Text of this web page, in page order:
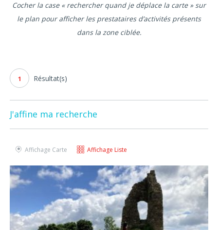
Cocher la case « rechercher quand je déplace la carte » sur
le plan pour afficher les prestataires d’activités présents
dans la zone ciblée.
1 Résultat(s)
J'affine ma recherche
Affichage Carte Affichage Liste